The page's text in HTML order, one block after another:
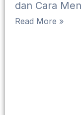
dan Cara
Read More »